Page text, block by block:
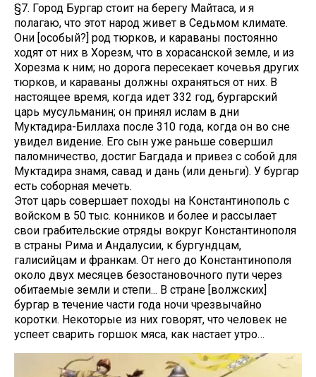
§7. Город Бургар стоит на берегу Майтаса, и я
полагаю, что этот народ живет в Седьмом климате.
Они [особый?] род тюрков, и караваны постоянно
ходят от них в Хорезм, что в хорасанской земле, и из
Хорезма к ним; но дорога пересекает кочевья других
тюрков, и караваны должны охраняться от них. В
настоящее время, когда идет 332 год, бургарский
царь мусульманин; он принял ислам в дни
Муктадира-Биллаха после 310 года, когда он во сне
увидел видение. Его сын уже раньше совершил
паломничество, достиг Багдада и привез с собой для
Муктадира знамя, савад и дань (или деньги). У бургар
есть соборная мечеть.
Этот царь совершает походы на Константинополь с
войском в 50 тыс. конников и более и рассылает
свои грабительские отряды вокруг Константинополя
в страны Рима и Андалусии, к бургундцам,
галисийцам и франкам. От него до Константинополя
около двух месяцев безостановочного пути через
обитаемые земли и степи... В стране [волжских]
бургар в течение части года ночи чрезвычайно
коротки. Некоторые из них говорят, что человек не
успеет сварить горшок мяса, как настает утро…